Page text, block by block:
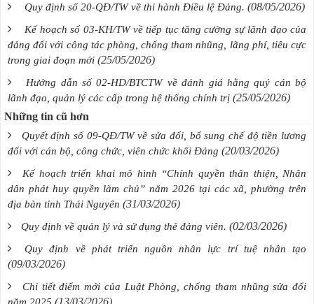
Quy định số 20-QĐ/TW về thi hành Điều lệ Đảng. (08/05/2026)
Kế hoạch số 03-KH/TW về tiếp tục tăng cường sự lãnh đạo của
đảng đối với công tác phòng, chống tham nhũng, lãng phí, tiêu cực
trong giai đoạn mới (25/05/2026)
Hướng dẫn số 02-HD/BTCTW về đánh giá hằng quý cán bộ
lãnh đạo, quản lý các cấp trong hệ thống chính trị (25/05/2026)
Những tin cũ hơn
Quyết định số 09-QĐ/TW về sửa đổi, bổ sung chế độ tiền lương
đối với cán bộ, công chức, viên chức khối Đảng (20/03/2026)
Kế hoạch triển khai mô hình “Chính quyền thân thiện, Nhân
dân phát huy quyền làm chủ” năm 2026 tại các xã, phường trên
địa bàn tỉnh Thái Nguyên (31/03/2026)
Quy định về quản lý và sử dụng thẻ đảng viên. (02/03/2026)
Quy định về phát triển nguồn nhân lực trí tuệ nhân tạo
(09/03/2026)
Chi tiết điểm mới của Luật Phòng, chống tham nhũng sửa đổi
(13/03/2026)